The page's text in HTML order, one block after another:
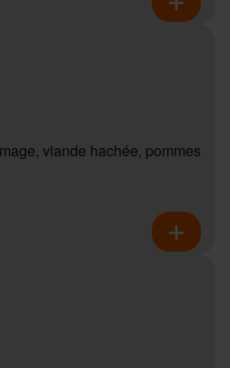
viande hachée, pommes